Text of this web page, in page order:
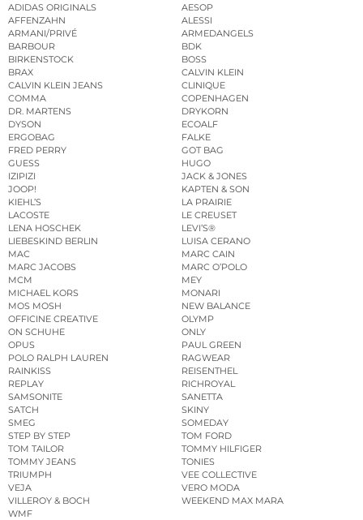
ADIDAS ORIGINALS
AESOP
AFFENZAHN
ALESSI
ARMANI/PRIVÉ
ARMEDANGELS
BARBOUR
BDK
BIRKENSTOCK
BOSS
BRAX
CALVIN KLEIN
CALVIN KLEIN JEANS
CLINIQUE
COMMA
COPENHAGEN
DR. MARTENS
DRYKORN
DYSON
ECOALF
ERGOBAG
FALKE
FRED PERRY
GOT BAG
GUESS
HUGO
IZIPIZI
JACK & JONES
JOOP!
KAPTEN & SON
KIEHL’S
LA PRAIRIE
LACOSTE
LE CREUSET
LENA HOSCHEK
LEVI’S®
LIEBESKIND BERLIN
LUISA CERANO
MAC
MARC CAIN
MARC JACOBS
MARC O’POLO
MCM
MEY
MICHAEL KORS
MONARI
MOS MOSH
NEW BALANCE
OFFICINE CREATIVE
OLYMP
ON SCHUHE
ONLY
OPUS
PAUL GREEN
POLO RALPH LAUREN
RAGWEAR
RAINKISS
REISENTHEL
REPLAY
RICHROYAL
SAMSONITE
SANETTA
SATCH
SKINY
SMEG
SOMEDAY
STEP BY STEP
TOM FORD
TOM TAILOR
TOMMY HILFIGER
TOMMY JEANS
TONIES
TRIUMPH
VEE COLLECTIVE
VEJA
VERO MODA
VILLEROY & BOCH
WEEKEND MAX MARA
WMF